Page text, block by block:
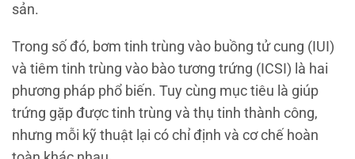
sản.
Trong số đó, bơm tinh trùng vào buồng tử cung (IUI)
và tiêm tinh trùng vào bào tương trứng (ICSI) là hai
phương pháp phổ biến. Tuy cùng mục tiêu là giúp
trứng gặp được tinh trùng và thụ tinh thành công,
nhưng mỗi kỹ thuật lại có chỉ định và cơ chế hoàn